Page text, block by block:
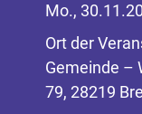
Mo.,
Ort der
Gemeinde –
79, 28219